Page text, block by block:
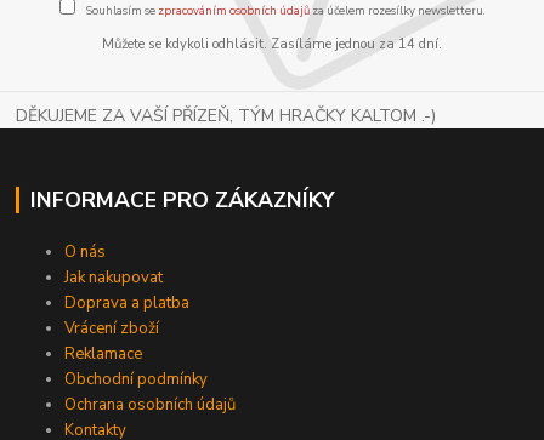
Souhlasím se zpracováním osobních údajůza účelem rozesílky newsletteru.
Můžete se kdykoli odhlásit. Zasíláme jednou za 14 dní.
DĚKUJEME ZA VAŠÍ PŘÍZEŇ, TÝM HRAČKY KALTOM .-)
INFORMACE PRO ZÁKAZNÍKY
O nás
Jak nakupovat
Doprava a platba
Vrácení zboží
Reklamace
Obchodní podmínky
Ochrana osobních údajů
Kontakty